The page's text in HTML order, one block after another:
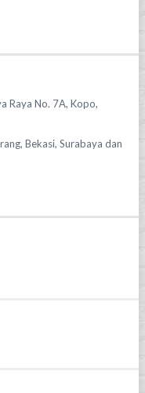
Raya No. 7A, Kopo,
Bekasi, Surabaya dan